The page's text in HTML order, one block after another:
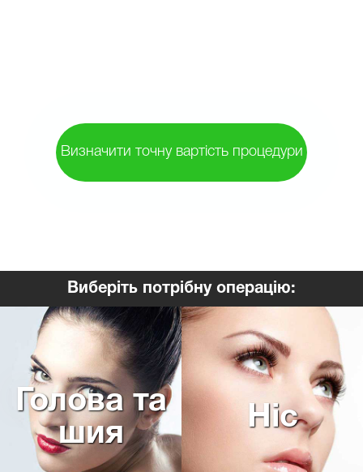
Визначити точну вартість процедури
Виберіть потрібну операцію:
Голова та
шия
Ніс